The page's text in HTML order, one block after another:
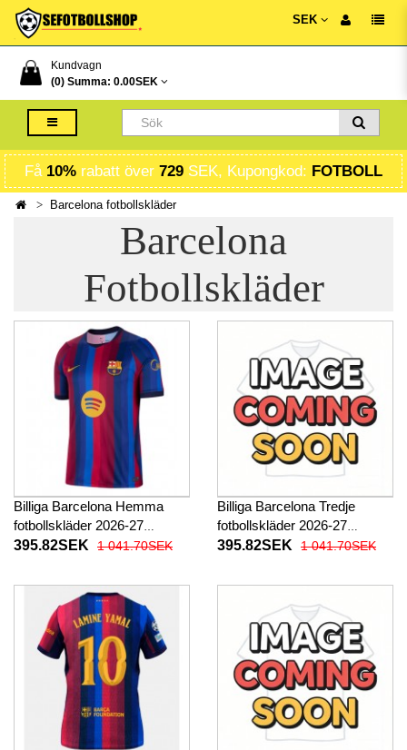
SEK
Kundvagn
(0) Summa: 0.00SEK
Få 10% rabatt över 729 SEK, Kupongkod: FOTBOLL
Barcelona fotbollskläder
Barcelona
Fotbollskläder
Billiga Barcelona Hemma
fotbollskläder 2026-27
Kortärmad
395.82SEK 1 041.70SEK
Billiga Barcelona Tredje
fotbollskläder 2026-27
Kortärmad
395.82SEK 1 041.70SEK